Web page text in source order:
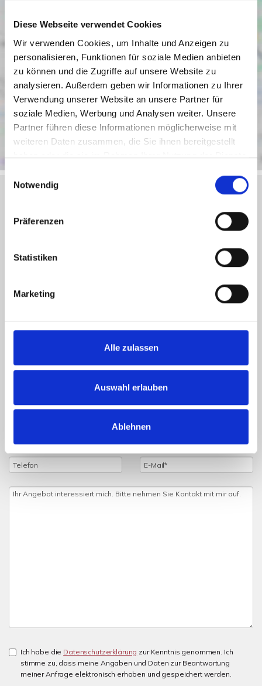
Diese Webseite verwendet Cookies
Wir verwenden Cookies, um Inhalte und Anzeigen zu
personalisieren, Funktionen für soziale Medien anbieten
zu können und die Zugriffe auf unsere Website zu
analysieren. Außerdem geben wir Informationen zu Ihrer
Verwendung unserer Website an unsere Partner für
soziale Medien, Werbung und Analysen weiter. Unsere
Partner führen diese Informationen möglicherweise mit
weiteren Daten zusammen, die Sie ihnen bereitgestellt
haben oder die sie im Rahmen Ihrer Nutzung der Dienste
Einwilligungsauswahl
Notwendig
Präferenzen
Statistiken
Marketing
Alle zulassen
Auswahl erlauben
Ablehnen
Objektanfrage
Sie haben noch Fragen zu dem Angebot oder wollen
einen Besichtigungstermin vereinbaren, dann füllen Sie
einfach das untenstehende Formular vollständig aus und
wir setzen uns schnellstmöglich mit Ihnen in Verbindung.
Ich habe die Datenschutzerklärung zur Kenntnis genommen. Ich
stimme zu, dass meine Angaben und Daten zur Beantwortung
meiner Anfrage elektronisch erhoben und gespeichert werden.